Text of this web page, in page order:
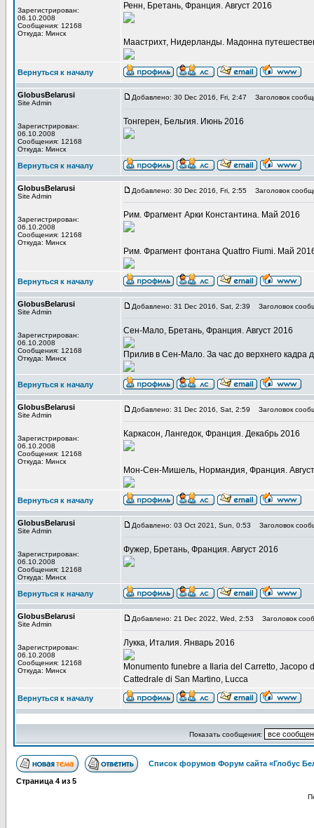
Зарегистрирован:
06.10.2008
Сообщения: 12168
Откуда: Минск
Ренн, Бретань, Франция. Август 2016
Маастрихт, Нидерланды. Мадонна
Вернуться к началу
GlobusBelarusi
Site Admin
Зарегистрирован:
06.10.2008
Сообщения: 12168
Откуда: Минск
Добавлено: 30 Dec 2016, Fri, 2:47 Заголовок
Тонгерен, Бельгия. Июнь 2016
Вернуться к началу
GlobusBelarusi
Site Admin
Зарегистрирован:
06.10.2008
Сообщения: 12168
Откуда: Минск
Добавлено: 30 Dec 2016, Fri, 2:55 Заголовок
Рим. Фрагмент Арки Константина. Май 2016
Рим. Фрагмент фонтана Quattro Fiumi. Май
Вернуться к началу
GlobusBelarusi
Site Admin
Зарегистрирован:
06.10.2008
Сообщения: 12168
Откуда: Минск
Добавлено: 31 Dec 2016, Sat, 2:39 Заголовок
Сен-Мало, Бретань, Франция. Август 2016
Прилив в Сен-Мало. За час до верхнего
Вернуться к началу
GlobusBelarusi
Site Admin
Зарегистрирован:
06.10.2008
Сообщения: 12168
Откуда: Минск
Добавлено: 31 Dec 2016, Sat, 2:59 Заголовок
Каркасон, Лангедок, Франция. Декабрь 2016
Мон-Сен-Мишель, Нормандия, Франция.
Вернуться к началу
GlobusBelarusi
Site Admin
Зарегистрирован:
06.10.2008
Сообщения: 12168
Откуда: Минск
Добавлено: 03 Oct 2021, Sun, 0:53 Заголовок
Фужер, Бретань, Франция. Август 2016
Вернуться к началу
GlobusBelarusi
Site Admin
Зарегистрирован:
06.10.2008
Сообщения: 12168
Откуда: Минск
Добавлено: 21 Dec 2022, Wed, 2:53 Заголовок
Лукка, Италия. Январь 2016
Monumento funebre a Ilaria del Carretto,
Cattedrale di San Martino, Lucca
Вернуться к началу
Показать сообщения:
Список форумов Форум сайта «Глобус
Страница 4 из 5